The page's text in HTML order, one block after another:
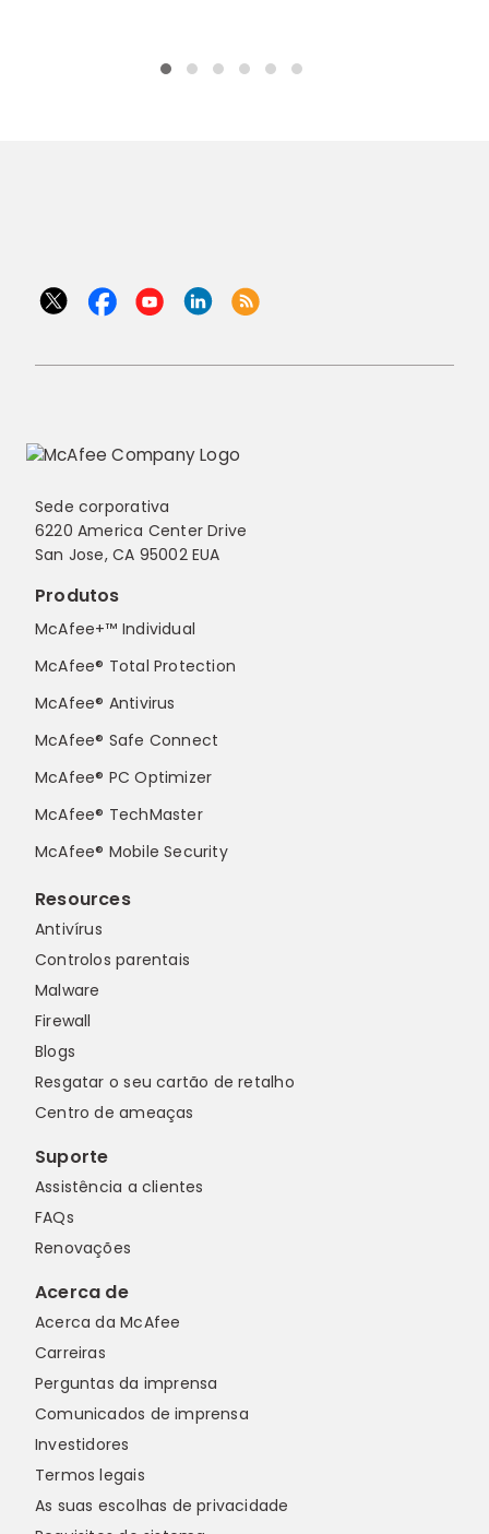
Sede corporativa
6220 America Center Drive
San Jose, CA 95002 EUA
Produtos
McAfee+™ Individual
McAfee® Total Protection
McAfee® Antivirus
McAfee® Safe Connect
McAfee® PC Optimizer
McAfee® TechMaster
McAfee® Mobile Security
Resources
Antivírus
Controlos parentais
Malware
Firewall
Blogs
Resgatar o seu cartão de retalho
Centro de ameaças
Suporte
Assistência a clientes
FAQs
Renovações
Acerca de
Acerca da McAfee
Carreiras
Perguntas da imprensa
Comunicados de imprensa
Investidores
Termos legais
As suas escolhas de privacidade